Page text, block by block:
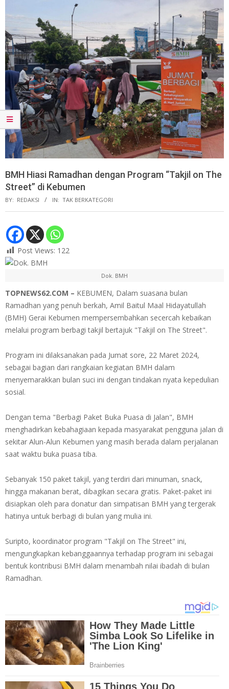
BMH Hiasi Ramadhan dengan Program “Takjil on The
Street” di Kebumen
BY: REDAKSI IN: TAK BERKATEGORI
Post Views: 122
Dok. BMH
TOPNEWS62.COM – KEBUMEN, Dalam suasana bulan
Ramadhan yang penuh berkah, Amil Baitul Maal Hidayatullah
(BMH) Gerai Kebumen mempersembahkan secercah kebaikan
melalui program berbagi takjil bertajuk "Takjil on The Street".
Program ini dilaksanakan pada Jumat sore, 22 Maret 2024,
sebagai bagian dari rangkaian kegiatan BMH dalam
menyemarakkan bulan suci ini dengan tindakan nyata kepedulian
sosial.
Dengan tema "Berbagi Paket Buka Puasa di Jalan", BMH
menghadirkan kebahagiaan kepada masyarakat pengguna jalan di
sekitar Alun-Alun Kebumen yang masih berada dalam perjalanan
saat waktu buka puasa tiba.
Sebanyak 150 paket takjil, yang terdiri dari minuman, snack,
hingga makanan berat, dibagikan secara gratis. Paket-paket ini
disiapkan oleh para donatur dan simpatisan BMH yang tergerak
hatinya untuk berbagi di bulan yang mulia ini.
Suripto, koordinator program "Takjil on The Street" ini,
mengungkapkan kebanggaannya terhadap program ini sebagai
bentuk kontribusi BMH dalam menambah nilai ibadah di bulan
Ramadhan.